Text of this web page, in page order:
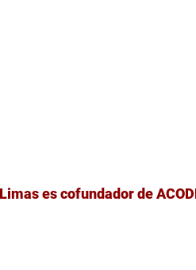
es cofundador de